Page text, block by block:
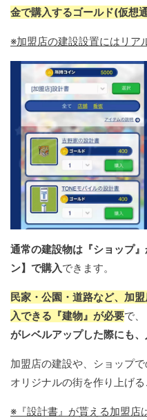
金で購入するゴールド(仮想
※加盟店の建設設置にはリア
通常の建設物は『ショップ
ン】で購入できます。
民家・公園・道路など、加
入できる『建物』が必要で、
がレベルアップした際にも
加盟店の建設や、ショップ
オリジナルの街を作り上げる
※『設計書』が貰える加盟店